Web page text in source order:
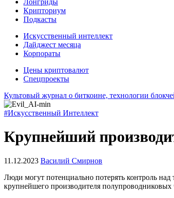
Лонгриды
Крипториум
Подкасты
Искусственный интеллект
Дайджест месяца
Корпораты
Цены криптовалют
Спецпроекты
Культовый журнал о биткоине, технологии
#Искусственный Интеллект
Крупнейший
11.12.2023 Василий Смирнов
Люди могут потенциально потерять контроль
крупнейшего производителя